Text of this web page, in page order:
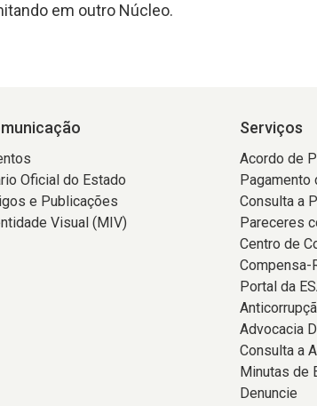
em outro Núcleo.
Oficial do Estado
e Publicações
Visual (MIV)
Serviços
Acordo de
Pagamento
Consulta a
Pareceres
Centro de
Compensa-
Portal da
Advocacia
Consulta a
Minutas de
Denuncie